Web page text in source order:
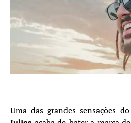
Uma das grandes sensações do